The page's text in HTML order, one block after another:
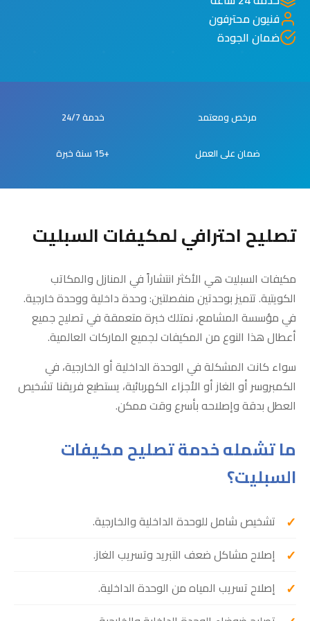
فنيون محترفون
ضمان الجودة
مرخص ومعتمد خدمة 24/7
ضمان على العمل +15 سنة خبرة
تصليح احترافي لمكيفات السبليت
مكيفات السبليت هي الأكثر انتشاراً في المنازل والمكاتب
الكويتية. تتميز بوحدتين منفصلتين: وحدة داخلية ووحدة خارجية.
في مؤسسة المشامع، نمتلك خبرة متعمقة في تصليح جميع
أعطال هذا النوع من المكيفات لجميع الماركات العالمية.
سواء كانت المشكلة في الوحدة الداخلية أو الخارجية، في
الكمبروسر أو الغاز أو الأجزاء الكهربائية، يستطيع فريقنا تشخيص
العطل بدقة وإصلاحه بأسرع وقت ممكن.
ما تشمله خدمة تصليح مكيفات
السبليت؟
تشخيص شامل للوحدة الداخلية والخارجية.
إصلاح مشاكل ضعف التبريد وتسريب الغاز.
إصلاح تسريب المياه من الوحدة الداخلية.